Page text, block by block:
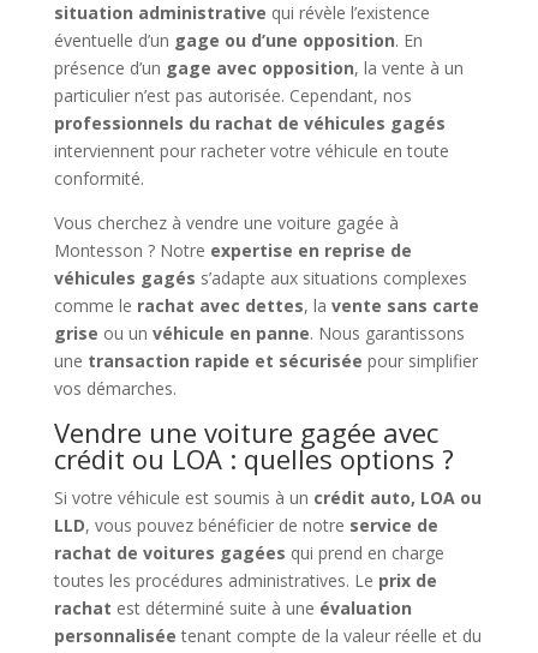
situation administrative qui révèle l’existence
éventuelle d’un gage ou d’une opposition. En
présence d’un gage avec opposition, la vente à un
particulier n’est pas autorisée. Cependant, nos
professionnels du rachat de véhicules gagés
interviennent pour racheter votre véhicule en toute
conformité.
Vous cherchez à vendre une voiture gagée à
Montesson ? Notre expertise en reprise de
véhicules gagés s’adapte aux situations complexes
comme le rachat avec dettes, la vente sans carte
grise ou un véhicule en panne. Nous garantissons
une transaction rapide et sécurisée pour simplifier
vos démarches.
Vendre une voiture gagée avec
crédit ou LOA : quelles options ?
Si votre véhicule est soumis à un crédit auto, LOA ou
LLD, vous pouvez bénéficier de notre service de
rachat de voitures gagées qui prend en charge
toutes les procédures administratives. Le prix de
rachat est déterminé suite à une évaluation
personnalisée tenant compte de la valeur réelle et du